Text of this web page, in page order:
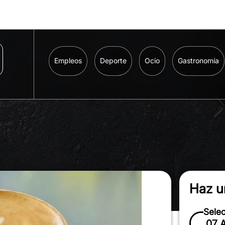
Empleos Deporte Ocio Gastronomía
Haz